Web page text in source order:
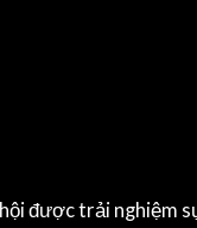
được trải nghiệm